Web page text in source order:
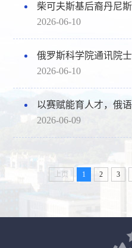
2026-06-10
2026-06-10
2026-06-09
上页 1 2 3